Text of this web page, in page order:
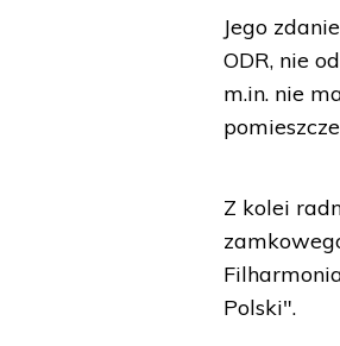
Jego
ODR, nie
m.in. nie
Z kolei
Polski".